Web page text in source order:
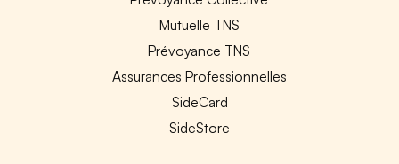
Mutuelle TNS
Prévoyance TNS
Assurances Professionnelles
SideCard
SideStore